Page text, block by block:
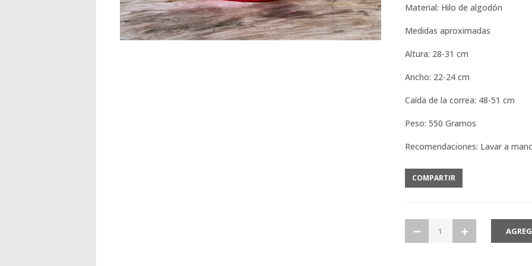
Material: Hilo de algodón
Medidas aproximadas
Altura: 28-31 cm
Ancho: 22-24 cm
Caída de la correa: 48-51 cm
Peso: 550 Gramos
Recomendaciones: Lavar a
COMPARTIR